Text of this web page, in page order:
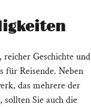
Geschichte und
für Reisende. Neben
das mehrere der
Sie auch die